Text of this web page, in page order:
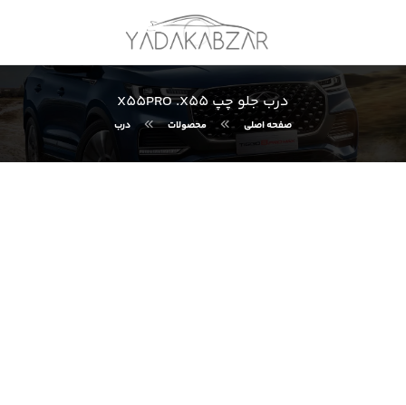
درب جلو چپ X55PRO .X55
صفحه اصلی محصولات درب